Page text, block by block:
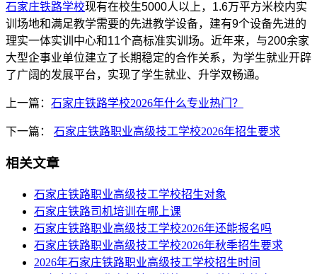
石家庄铁路学校现有在校生5000人以上，1.6万平方米校内实
训场地和满足教学需要的先进教学设备，建有9个设备先进的
理实一体实训中心和11个高标准实训场。近年来，与200余家
大型企事业单位建立了长期稳定的合作关系，为学生就业开辟
了广阔的发展平台，实现了学生就业、升学双畅通。
上一篇： 石家庄铁路学校2026年什么专业热门？
下一篇： 石家庄铁路职业高级技工学校2026年招生要求
相关文章
石家庄铁路职业高级技工学校招生对象
石家庄铁路司机培训在哪上课
石家庄铁路职业高级技工学校2026年还能报名吗
石家庄铁路职业高级技工学校2026年秋季招生要求
2026年石家庄铁路职业高级技工学校招生时间